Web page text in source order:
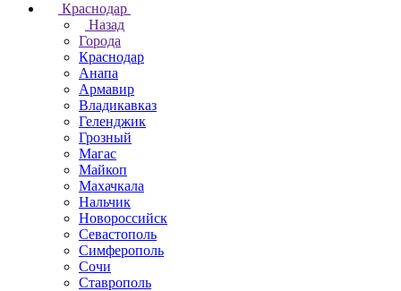
Краснодар
Назад
Города
Краснодар
Анапа
Армавир
Владикавказ
Геленджик
Грозный
Магас
Майкоп
Махачкала
Нальчик
Новороссийск
Севастополь
Симферополь
Сочи
Ставрополь